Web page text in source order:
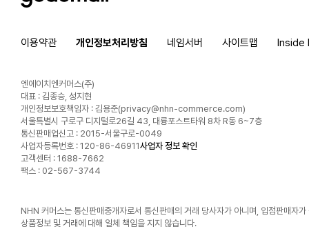
이용약관 개인정보처리방침 네임서버 사이트맵 Inside
엔에이치엔커머스(주)
대표 : 김종승, 성지현
개인정보보호책임자 : 김용준(privacy@nhn-commerce.com)
서울특별시 구로구 디지털로26길 43, 대륭포스트타워 8차 R동 6~7층
통신판매업신고 : 2015-서울구로-0049
사업자등록번호 : 120-86-46911사업자 정보 확인
고객센터 : 1688-7662
팩스 : 02-567-3744
NHN 커머스는 통신판매중개자로서 통신판매의 거래 당사자가 아니며, 입점판매자가
상품정보 및 거래에 대해 일체 책임을 지지 않습니다.